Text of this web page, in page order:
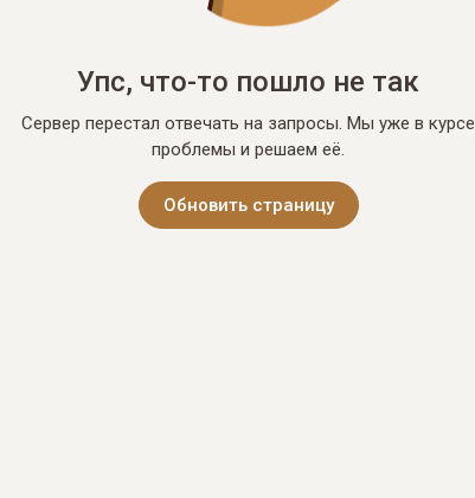
Упс, что-то пошло не так
Сервер перестал отвечать на запросы. Мы уже в курсе
проблемы и решаем её.
Обновить страницу